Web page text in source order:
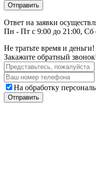
Ответ на заявки
Пн - Пт с 9:00 до 21:00, Сб
Не тратьте время и деньги!
Закажите обратный
На обработку